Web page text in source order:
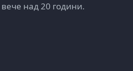
над 20 години.